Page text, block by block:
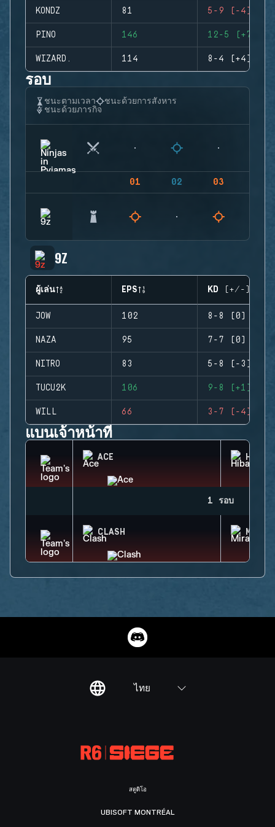
KONDZ 81 5-9 (-4)
PINO 146 12-5 (+7)
WIZARD. 114 8-4 (+4)
รอบ
ชนะตามเวลา
ชนะด้วยการสังหาร
ชนะด้วยภารกิจ
01 02 03
9Z
ผู้เล่น EPS KD (+/-)
JOW 102 8-8 (0)
NAZA 95 7-7 (0)
NITRO 83 5-8 (-3)
TUCU2K 106 9-8 (+1)
WILL 66 3-7 (-4)
แบนเจ้าหน้าที่
ACE
1 รอบ
CLASH MIRA
ไทย
สตูดิโอ
UBISOFT MONTRÉAL